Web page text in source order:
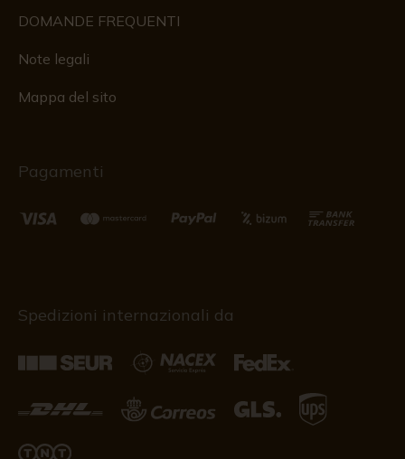
DOMANDE FREQUENTI
Note legali
Mappa del sito
Pagamenti
Spedizioni internazionali da